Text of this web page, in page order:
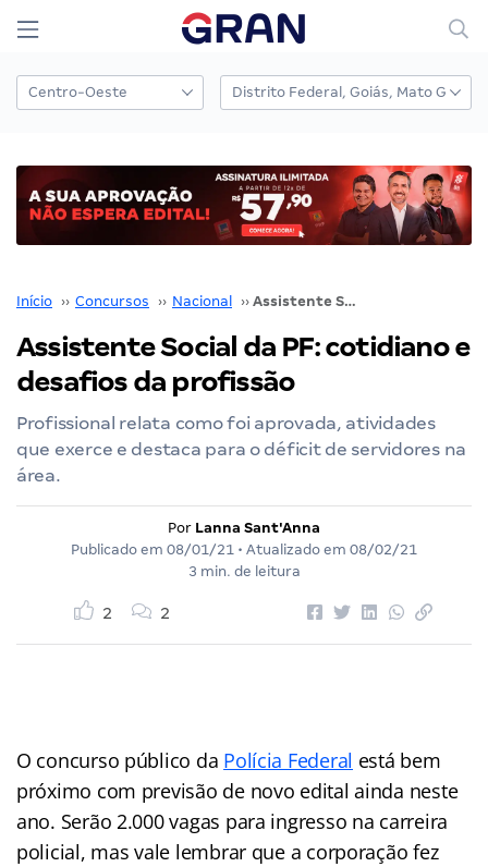
Início ›› Concursos ›› Nacional ›› Assistente Social da PF: cotidiano e desafios da profissão
Assistente Social da PF: cotidiano e
desafios da profissão
Profissional relata como foi aprovada, atividades
que exerce e destaca para o déficit de servidores na
área.
Por Lanna Sant'Anna
Publicado em 08/01/21 • Atualizado em 08/02/21
3 min. de leitura
2 2
O concurso público da Polícia Federal está bem
próximo com previsão de novo edital ainda neste
ano. Serão 2.000 vagas para ingresso na carreira
policial, mas vale lembrar que a corporação fez